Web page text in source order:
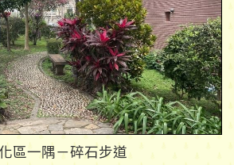
區一隅－碎石步道